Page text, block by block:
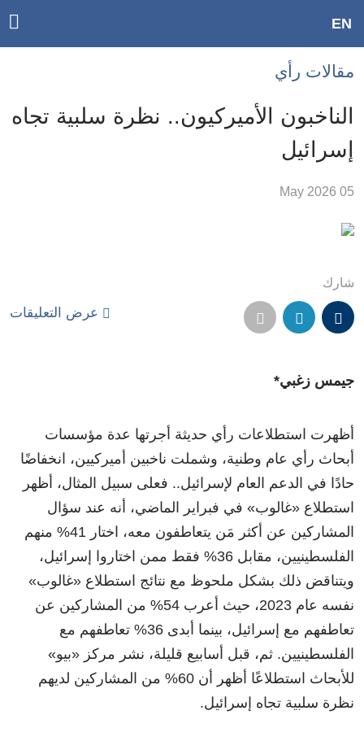
Accessibility
links
الرئيسي
الأقسام
Skip
Search
EN
مقالات رأي
الناخبون الأميركيون.. نظرة سلبية تجاه
إسرائيل
05 May 2026
شارك
عرض التعليقات
جيمس زغبي*
أظهرت استطلاعات رأي حديثة أجرتها عدة مؤسسات
أبحاث رأي عام وطنية، وشملت ناخبين أميركيين، انخفاضًا
حادًا في الدعم العام لإسرائيل.. فعلى سبيل المثال، أظهر
استطلاع «غالوب» في فبراير الماضي، أنه عند سؤال
المشاركين عن أكثر مَن يتعاطفون معه، اختار 41% منهم
الفلسطينيين، مقابل 36% فقط ممن اختاروا إسرائيل،
ويتناقض ذلك بشكل ملحوظ مع نتائج استطلاع «غالوب»
نفسه عام 2023، حيث أعرب 54% من المشاركين عن
تعاطفهم مع إسرائيل، بينما أبدى 36% تعاطفهم مع
الفلسطينيين. ثم، قبل أسابيع قليلة، نشر مركز «بيو»
للأبحاث استطلاعًا أظهر أن 60% من المشاركين لديهم
نظرة سلبية تجاه إسرائيل.